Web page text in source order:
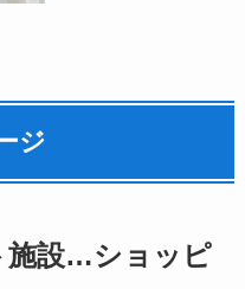
ジ
施設…ショッピ